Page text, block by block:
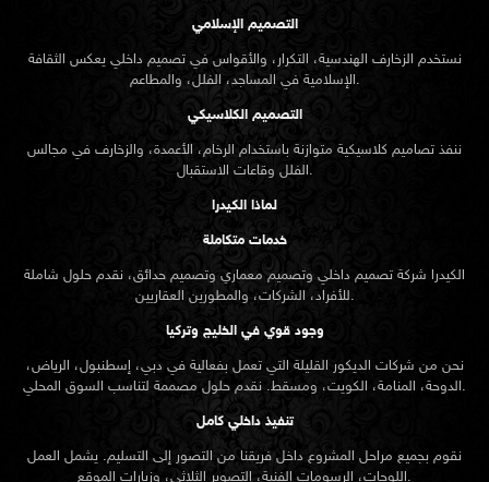
التصميم الإسلامي
نستخدم الزخارف الهندسية، التكرار، والأقواس في تصميم داخلي يعكس الثقافة
الإسلامية في المساجد، الفلل، والمطاعم.
التصميم الكلاسيكي
ننفذ تصاميم كلاسيكية متوازنة باستخدام الرخام، الأعمدة، والزخارف في مجالس
الفلل وقاعات الاستقبال.
لماذا الكيدرا
خدمات متكاملة
الكيدرا شركة تصميم داخلي وتصميم معماري وتصميم حدائق، نقدم حلول شاملة
للأفراد، الشركات، والمطورين العقاريين.
وجود قوي في الخليج وتركيا
نحن من شركات الديكور القليلة التي تعمل بفعالية في دبي، إسطنبول، الرياض،
الدوحة، المنامة، الكويت، ومسقط. نقدم حلول مصممة لتناسب السوق المحلي.
تنفيذ داخلي كامل
نقوم بجميع مراحل المشروع داخل فريقنا من التصور إلى التسليم. يشمل العمل
اللوحات، الرسومات الفنية، التصوير الثلاثي، وزيارات الموقع.